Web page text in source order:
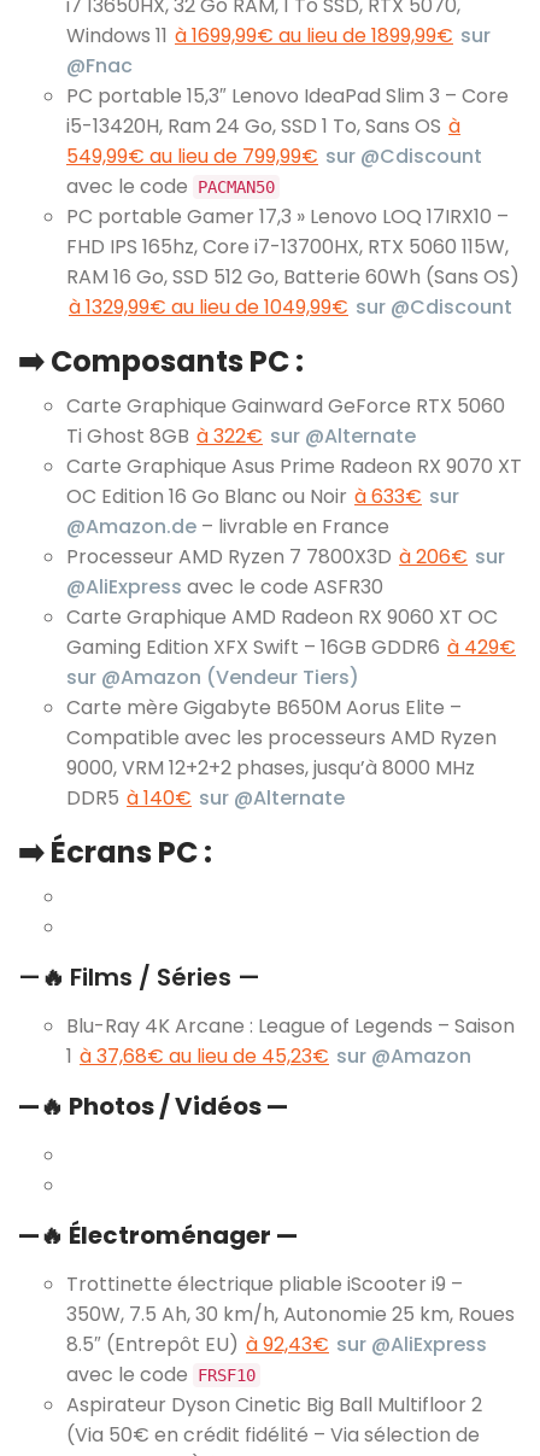
Windows 11 à 1699,99€ au lieu de 1899,99€ sur
@Fnac
PC portable 15,3″ Lenovo IdeaPad Slim 3 – Core
i5-13420H, Ram 24 Go, SSD 1 To, Sans OS à
549,99€ au lieu de 799,99€ sur @Cdiscount
avec le code
PACMAN50
PC portable Gamer 17,3 » Lenovo LOQ 17IRX10 –
FHD IPS 165hz, Core i7-13700HX, RTX 5060 115W,
RAM 16 Go, SSD 512 Go, Batterie 60Wh (Sans OS)
à 1329,99€ au lieu de 1049,99€ sur @Cdiscount
➡️ Composants PC :
Carte Graphique Gainward GeForce RTX 5060
Ti Ghost 8GB à 322€ sur @Alternate
Carte Graphique Asus Prime Radeon RX 9070 XT
OC Edition 16 Go Blanc ou Noir à 633€ sur
@Amazon.de – livrable en France
Processeur AMD Ryzen 7 7800X3D à 206€ sur
@AliExpress avec le code ASFR30
Carte Graphique AMD Radeon RX 9060 XT OC
Gaming Edition XFX Swift – 16GB GDDR6 à 429€
sur @Amazon (Vendeur Tiers)
Carte mère Gigabyte B650M Aorus Elite –
Compatible avec les processeurs AMD Ryzen
9000, VRM 12+2+2 phases, jusqu’à 8000 MHz
DDR5 à 140€ sur @Alternate
➡️Écrans PC :
—🔥 Films / Séries —
Blu-Ray 4K Arcane : League of Legends – Saison
1 à 37,68€ au lieu de 45,23€ sur @Amazon
—🔥 Photos / Vidéos —
—🔥 Électroménager —
Trottinette électrique pliable iScooter i9 –
350W, 7.5 Ah, 30 km/h, Autonomie 25 km, Roues
8.5″ (Entrepôt EU) à 92,43€ sur @AliExpress
avec le code
FRSF10
Aspirateur Dyson Cinetic Big Ball Multifloor 2
(Via 50€ en crédit fidélité – Via sélection de